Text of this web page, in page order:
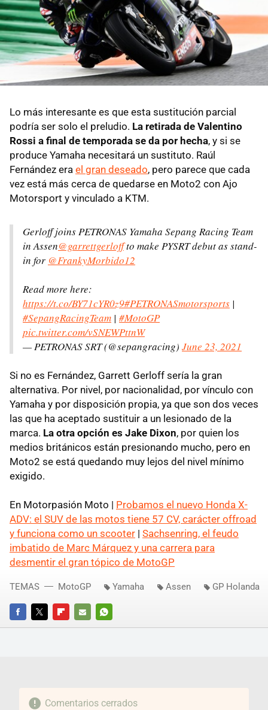
Lo más interesante es que esta sustitución parcial
podría ser solo el preludio. La retirada de Valentino
Rossi a final de temporada se da por hecha, y si se
produce Yamaha necesitará un sustituto. Raúl
Fernández era el gran deseado, pero parece que cada
vez está más cerca de quedarse en Moto2 con Ajo
Motorsport y vinculado a KTM.
Gerloff joins PETRONAS Yamaha Sepang Racing Team
in Assen@garrettgerloffto make PYSRT debut as stand-
in for @FrankyMorbido12
Read more here:
https://t.co/BY71cYR0z9#PETRONASmotorsports |
#SepangRacingTeam | #MotoGP
pic.twitter.com/vSNEWPttnW
— PETRONAS SRT (@sepangracing) June 23, 2021
Si no es Fernández, Garrett Gerloff sería la gran
alternativa. Por nivel, por nacionalidad, por vínculo con
Yamaha y por disposición propia, ya que son dos veces
las que ha aceptado sustituir a un lesionado de la
marca. La otra opción es Jake Dixon, por quien los
medios británicos están presionando mucho, pero en
Moto2 se está quedando muy lejos del nivel mínimo
exigido.
En Motorpasión Moto | Probamos el nuevo Honda X-
ADV: el SUV de las motos tiene 57 CV, carácter offroad
y funciona como un scooter | Sachsenring, el feudo
imbatido de Marc Márquez y una carrera para
desmentir el gran tópico de MotoGP
FACEBOOKTWITTERFLIPBOARD
E-
WHATSAPP
TEMAS MotoGP Yamaha Assen GP Holanda
Comentarios cerrados